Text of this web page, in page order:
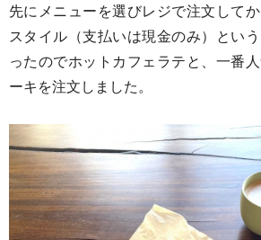
先にメニューを選びレジで注文して
スタイル（支払いは現金のみ）とい
ったのでホットカフェラテと、一番
ーキを注文しました。